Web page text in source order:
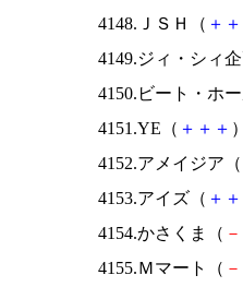
4148.ＪＳＨ（ ＋ ＋
4149.ジィ・シィ
4150.ビート・ホ
4151.YE（ ＋ ＋ ＋
4152.アメイジア（
4153.アイズ（ ＋ ＋
4154.かさくま（ －
4155.Ｍマート（ －